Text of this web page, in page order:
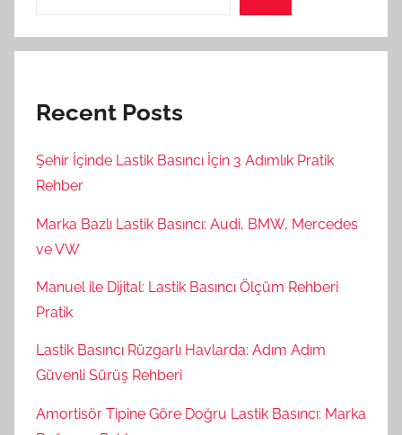
Recent Posts
Şehir İçinde Lastik Basıncı İçin 3 Adımlık Pratik
Rehber
Marka Bazlı Lastik Basıncı: Audi, BMW, Mercedes
ve VW
Manuel ile Dijital: Lastik Basıncı Ölçüm Rehberi
Pratik
Lastik Basıncı Rüzgarlı Havlarda: Adım Adım
Güvenli Sürüş Rehberi
Amortisör Tipine Göre Doğru Lastik Basıncı: Marka